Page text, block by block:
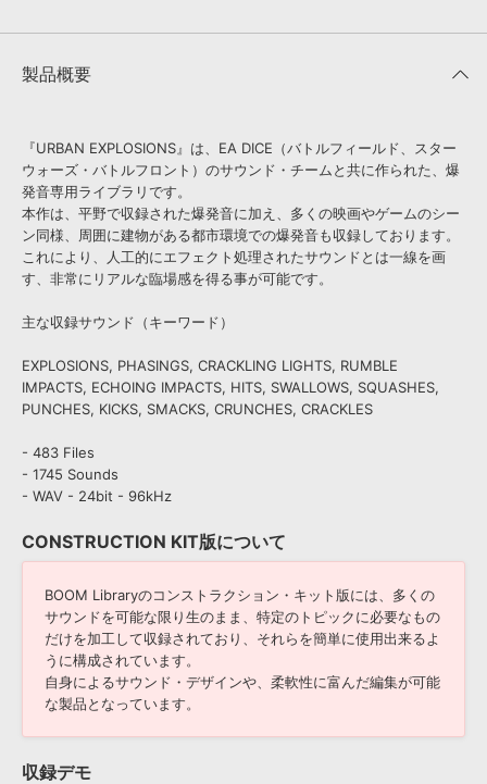
製品概要
『URBAN EXPLOSIONS』は、EA DICE（バトルフィールド、スター
ウォーズ・バトルフロント）のサウンド・チームと共に作られた、爆
発音専用ライブラリです。
本作は、平野で収録された爆発音に加え、多くの映画やゲームのシー
ン同様、周囲に建物がある都市環境での爆発音も収録しております。
これにより、人工的にエフェクト処理されたサウンドとは一線を画
す、非常にリアルな臨場感を得る事が可能です。
主な収録サウンド（キーワード）
EXPLOSIONS, PHASINGS, CRACKLING LIGHTS, RUMBLE
IMPACTS, ECHOING IMPACTS, HITS, SWALLOWS, SQUASHES,
PUNCHES, KICKS, SMACKS, CRUNCHES, CRACKLES
- 483 Files
- 1745 Sounds
- WAV - 24bit - 96kHz
CONSTRUCTION KIT版について
BOOM Libraryのコンストラクション・キット版には、多くの
サウンドを可能な限り生のまま、特定のトピックに必要なもの
だけを加工して収録されており、それらを簡単に使用出来るよ
うに構成されています。
自身によるサウンド・デザインや、柔軟性に富んだ編集が可能
な製品となっています。
収録デモ